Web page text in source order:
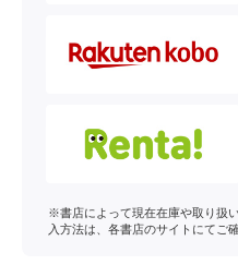
※書店によって現在在庫や取り扱
入方法は、各書店のサイトにてご